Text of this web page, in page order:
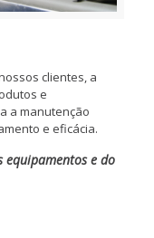
clientes, a
e
a manutenção
e eficácia.
equipamentos e do